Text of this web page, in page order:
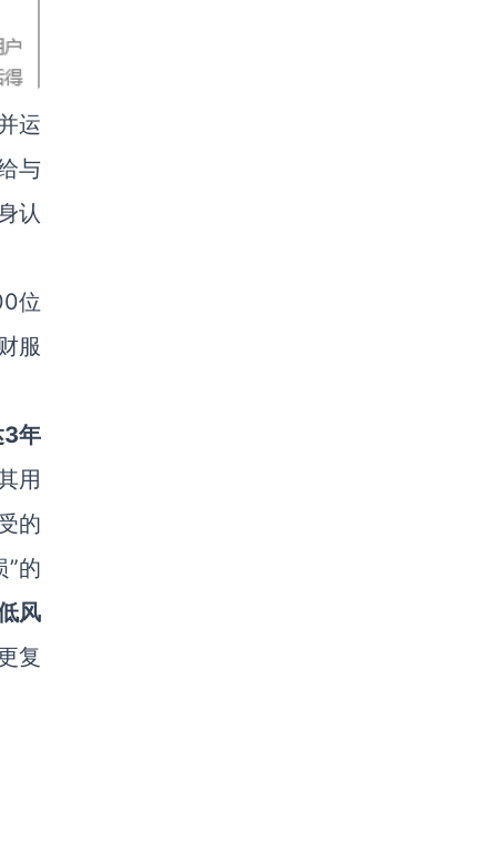
运
与
认
位
服
3年
用
的
”的
风
复